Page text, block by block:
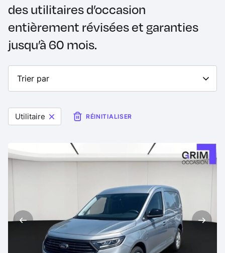
des utilitaires d’occasion
entièrement révisées et garanties
jusqu’à 60 mois.
Utilitaire RÉINITIALISER